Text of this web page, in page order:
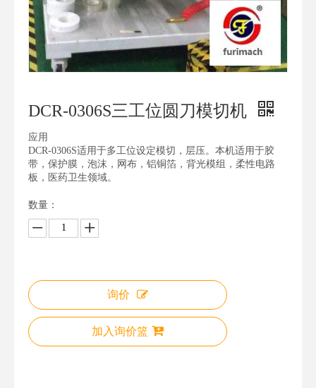
DCR-0306S三工位圆刀模切机
应用
DCR-0306S适用于多工位设定模切，层压。本机适用于胶
带，保护膜，泡沫，网布，铝铜箔，背光模组，柔性电路
板，医药卫生领域。
数量：
询价
加入询价篮